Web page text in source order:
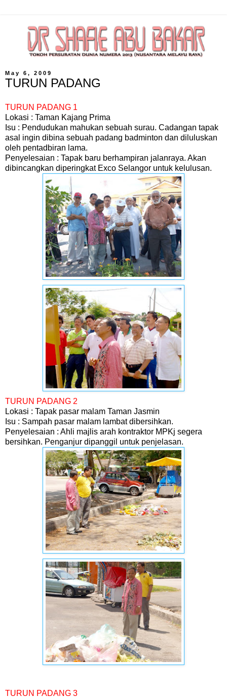
May 6, 2009
TURUN PADANG
TURUN PADANG 1
Lokasi : Taman Kajang Prima
Isu : Pendudukan mahukan sebuah surau. Cadangan tapak
asal ingin dibina sebuah padang badminton dan diluluskan
oleh pentadbiran lama.
Penyelesaian : Tapak baru berhampiran jalanraya. Akan
dibincangkan diperingkat Exco Selangor untuk kelulusan.
TURUN PADANG 2
Lokasi : Tapak pasar malam Taman Jasmin
Isu : Sampah pasar malam lambat dibersihkan.
Penyelesaian : Ahli majlis arah kontraktor MPKj segera
bersihkan. Penganjur dipanggil untuk penjelasan.
TURUN PADANG 3